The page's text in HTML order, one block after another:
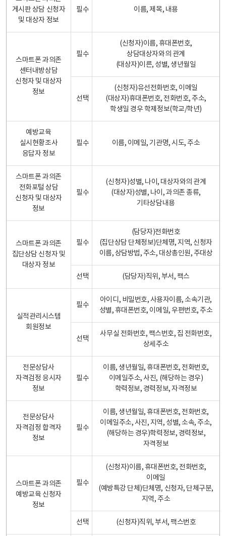
게시판 상담 신청자
및 대상자 정보
필수 이름, 제목, 내용
스마트폰 과의존
센터내방상담
신청자 및 대상자
정보
필수
(신청자)이름, 휴대폰번호,
상담대상자와의 관계
(대상자)이른, 성별, 생년월일
선택
(신청자)유선전화번호, 이메일
(대상자)휴대폰번호, 전화번호, 주소,
학생일 경우 학제정보(학교/학년)
예방교육
실시현황조사
응답자 정보
필수 이름, 이메일, 기관명, 시도, 주소
스마트폰 과의존
전화포털 상담
신청자 및 대상자
정보
필수
(신청자)성별, 나이, 대상자와의 관계
(대상자)성별, 나이, 과의존 종류,
기타상담내용
스마트폰 과의존
집단상담 신청자 및
대상자 정보
필수
(담당자)전화번호
(집단상담 단체정보)단체명, 지역, 신청자
이름, 상담방법, 주소, 대상총인원, 주대상
선택 (담당자)직위, 부서, 팩스
실적관리시스템
회원정보
필수
아이디, 비밀번호, 사용자이름, 소속기관,
성별, 휴대폰번호, 이메일, 우편번호, 주소
선택
사무실 전화번호, 팩스번호, 집 전화번호,
상세주소
전문상담사
자격검정 응시자
정보
필수
이름, 생년월일, 휴대폰번호, 전화번호,
이메일주소, 사진, (해당하는 경우)
학력정보, 경력정보, 자격정보
전문상담사
자격검정 합격자
정보
필수
이름, 생년월일, 휴대폰번호, 전화번호,
이메일주소, 사진, 지역, 성별, 소속, 주소,
(해당하는 경우)학력정보, 경력정보,
자격정보
스마트폰 과의존
예방교육 신청자
정보
필수
(신청자)이름, 휴대폰번호, 전화번호,
이메일
(예방특강 단체)단체명, 신청자, 단체구분,
지역, 주소
선택 (신청자)직위, 부서, 팩스번호